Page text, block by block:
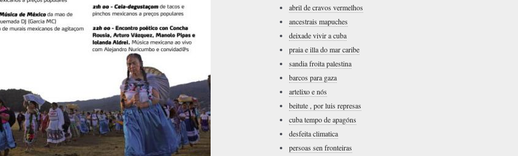
abril de cravos vermelhos
ancestrais mapuches
deixade vivir a cuba
praia e illa do mar caribe
sandia froita palestina
barcos para gaza
artelixo e nós
beitute , por luis represas
cuba tempo de apagóns
desfeita climatica
persoas sen fronteiras